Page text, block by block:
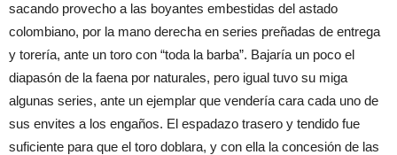
sacando provecho a las boyantes embestidas del astado
colombiano, por la mano derecha en series preñadas de entrega
y torería, ante un toro con “toda la barba”. Bajaría un poco el
diapasón de la faena por naturales, pero igual tuvo su miga
algunas series, ante un ejemplar que vendería cara cada uno de
sus envites a los engaños. El espadazo trasero y tendido fue
suficiente para que el toro doblara, y con ella la concesión de las